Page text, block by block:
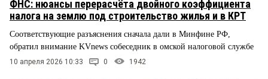
ФНС: нюансы перерасчёта двойного коэффициента
налога на землю под строительство жилья и в КРТ
Соответствующие разъяснения сначала дали в Минфине РФ,
обратил внимание KVnews собеседник в омской налоговой службе
10 апреля 2026 10:33 0 1942